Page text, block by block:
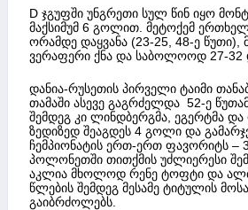
D ჯგუფში უნგრეთი სულ წინ იყო
მაქსიმუმ 6 გოლით. მეტოქემ
ორამდე დაყვანა (23-25, 48-ე წუთი),
ვერაფერი ქნა და საბოლოოდ 27-32
დანია-რუსეთის პირველი ტაიმი
თამაში ასევე გაგრძელდა 52-ე
შემდეგ კი ლინდბერგმა, ეგერტმა
ზედიზედ შეაგდეს 4 გოლი და
ჩემპიონატის ერთ-ერთ ფავორიტს –
პოლონეთში თითქმის უძლიერესი
აკლია მხოლოდ რენე ტოფტი და
წლების შემდეგ მესამე ტიტულის
გაიბრძოლებს.